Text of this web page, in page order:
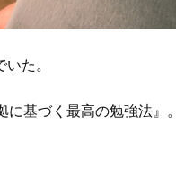
た。
に基づく最高の勉強法』